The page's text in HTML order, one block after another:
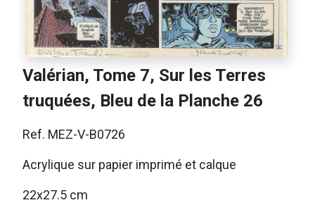
Valérian, Tome 7, Sur les Terres
truquées, Bleu de la Planche 26
Ref. MEZ-V-B0726
Acrylique sur papier imprimé et calque
22x27.5 cm